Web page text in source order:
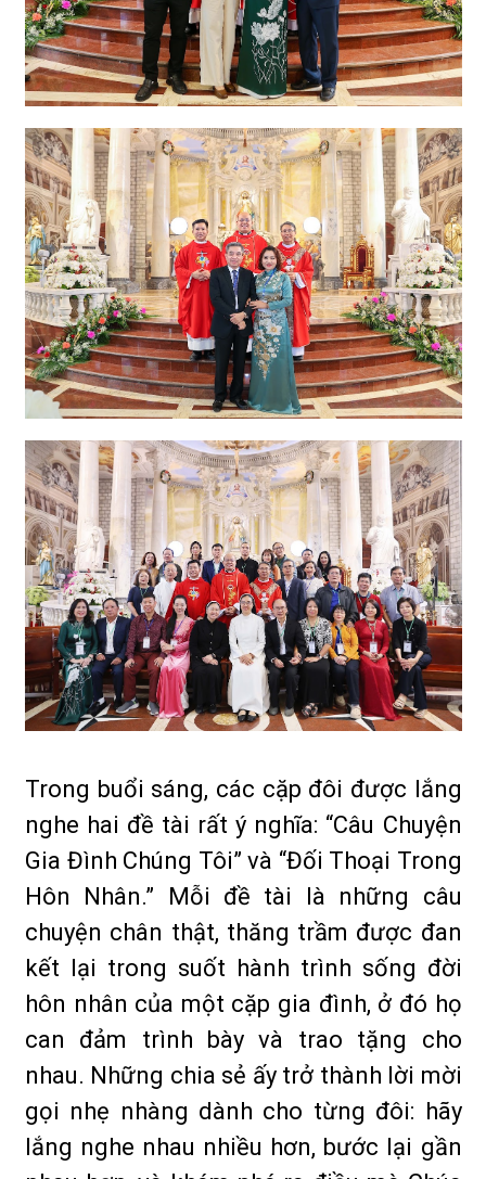
Trong buổi sáng, các cặp đôi được lắng
nghe hai đề tài rất ý nghĩa: “Câu Chuyện
Gia Đình Chúng Tôi” và “Đối Thoại Trong
Hôn Nhân.” Mỗi đề tài là những câu
chuyện chân thật, thăng trầm được đan
kết lại trong suốt hành trình sống đời
hôn nhân của một cặp gia đình, ở đó họ
can đảm trình bày và trao tặng cho
nhau. Những chia sẻ ấy trở thành lời mời
gọi nhẹ nhàng dành cho từng đôi: hãy
lắng nghe nhau nhiều hơn, bước lại gần